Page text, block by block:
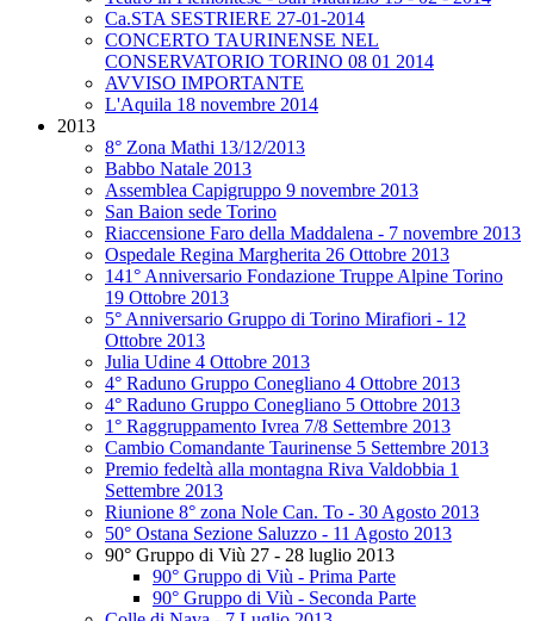
Ca.STA SESTRIERE 27-01-2014
CONCERTO TAURINENSE NEL
CONSERVATORIO TORINO 08 01 2014
AVVISO IMPORTANTE
L'Aquila 18 novembre 2014
2013
8° Zona Mathi 13/12/2013
Babbo Natale 2013
Assemblea Capigruppo 9 novembre 2013
San Baion sede Torino
Riaccensione Faro della Maddalena - 7 novembre 2013
Ospedale Regina Margherita 26 Ottobre 2013
141° Anniversario Fondazione Truppe Alpine Torino
19 Ottobre 2013
5° Anniversario Gruppo di Torino Mirafiori - 12
Ottobre 2013
Julia Udine 4 Ottobre 2013
4° Raduno Gruppo Conegliano 4 Ottobre 2013
4° Raduno Gruppo Conegliano 5 Ottobre 2013
1° Raggruppamento Ivrea 7/8 Settembre 2013
Cambio Comandante Taurinense 5 Settembre 2013
Premio fedeltà alla montagna Riva Valdobbia 1
Settembre 2013
Riunione 8° zona Nole Can. To - 30 Agosto 2013
50° Ostana Sezione Saluzzo - 11 Agosto 2013
90° Gruppo di Viù 27 - 28 luglio 2013
90° Gruppo di Viù - Prima Parte
90° Gruppo di Viù - Seconda Parte